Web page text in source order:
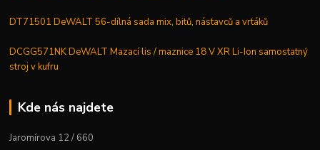
DT71501 DeWALT 56-dílná sada mix, bitů, nástavců a vrtáků
DCGG571NK DeWALT Mazací lis / maznice 18 V XR Li-Ion samostatný
stroj v kufru
Kde nás najdete
Jaromírova 12 / 660